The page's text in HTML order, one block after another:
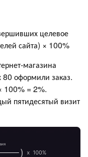
целевое
сайта) × 100%
магазина
оформили заказ.
100% = 2%.
пятидесятый визит